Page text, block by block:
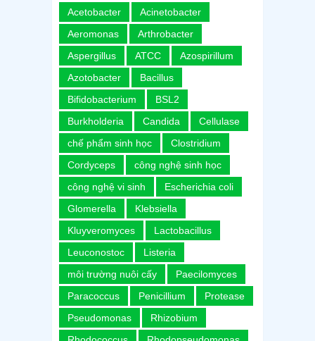
Acetobacter
Acinetobacter
Aeromonas
Arthrobacter
Aspergillus
ATCC
Azospirillum
Azotobacter
Bacillus
Bifidobacterium
BSL2
Burkholderia
Candida
Cellulase
chế phẩm sinh học
Clostridium
Cordyceps
công nghệ sinh học
công nghệ vi sinh
Escherichia coli
Glomerella
Klebsiella
Kluyveromyces
Lactobacillus
Leuconostoc
Listeria
môi trường nuôi cấy
Paecilomyces
Paracoccus
Penicillium
Protease
Pseudomonas
Rhizobium